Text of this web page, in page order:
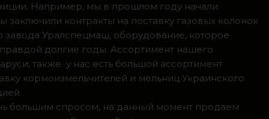
Например, мы в прошлом году начали
контракты на поставку газовых колонок
Уралспецмаш, оборудование, которое
долгие годы. Ассортимент нашего
также у нас есть большой ассортимент
кормоизмельчителей и мельниц Украинского
большим спросом, на данный момент продаем